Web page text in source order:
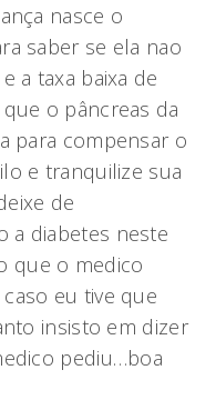
nasce o
saber se ela nao
a taxa baixa de
o pâncreas da
para compensar o
e tranquilize sua
de
a diabetes neste
que o medico
eu tive que
insisto em dizer
pediu…boa